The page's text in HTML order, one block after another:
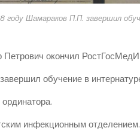
году Шамараков П.П. завершил
окончил
обучение в
инфекционным отделением.